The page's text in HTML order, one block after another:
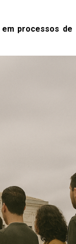
processos de